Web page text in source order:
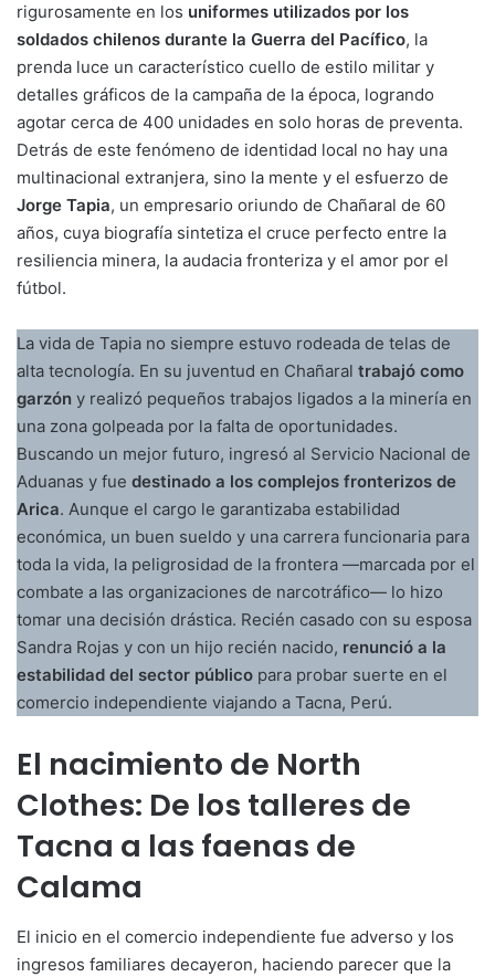
rigurosamente en los uniformes utilizados por los
soldados chilenos durante la Guerra del Pacífico, la
prenda luce un característico cuello de estilo militar y
detalles gráficos de la campaña de la época, logrando
agotar cerca de 400 unidades en solo horas de preventa.
Detrás de este fenómeno de identidad local no hay una
multinacional extranjera, sino la mente y el esfuerzo de
Jorge Tapia, un empresario oriundo de Chañaral de 60
años, cuya biografía sintetiza el cruce perfecto entre la
resiliencia minera, la audacia fronteriza y el amor por el
fútbol.
La vida de Tapia no siempre estuvo rodeada de telas de
alta tecnología. En su juventud en Chañaral trabajó como
garzón y realizó pequeños trabajos ligados a la minería en
una zona golpeada por la falta de oportunidades.
Buscando un mejor futuro, ingresó al Servicio Nacional de
Aduanas y fue destinado a los complejos fronterizos de
Arica. Aunque el cargo le garantizaba estabilidad
económica, un buen sueldo y una carrera funcionaria para
toda la vida, la peligrosidad de la frontera —marcada por el
combate a las organizaciones de narcotráfico— lo hizo
tomar una decisión drástica. Recién casado con su esposa
Sandra Rojas y con un hijo recién nacido, renunció a la
estabilidad del sector público para probar suerte en el
comercio independiente viajando a Tacna, Perú.
El nacimiento de North
Clothes: De los talleres de
Tacna a las faenas de
Calama
El inicio en el comercio independiente fue adverso y los
ingresos familiares decayeron, haciendo parecer que la